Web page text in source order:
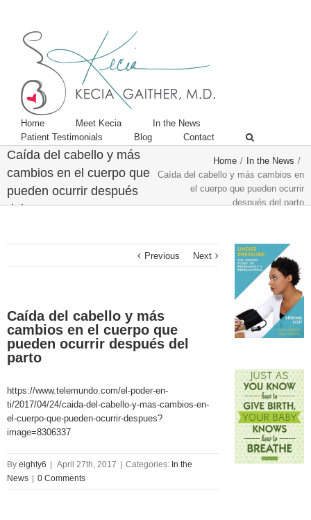
Home Meet Kecia
In the News
Patient Testimonials
Blog Contact
Caída del cabello y más
cambios en el cuerpo que
pueden ocurrir después
del parto
Home / In the News /
Caída del cabello y más cambios en
el cuerpo que pueden ocurrir
después del parto
Previous Next
Caída del cabello y más
cambios en el cuerpo que
pueden ocurrir después del
parto
https://www.telemundo.com/el-poder-en-
ti/2017/04/24/caida-del-cabello-y-mas-cambios-en-
el-cuerpo-que-pueden-ocurrir-despues?
image=8306337
By eighty6 April 27th, 2017 Categories: In the
News
0 Comments